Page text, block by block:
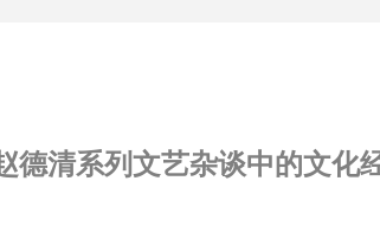
德清系列文艺杂谈中的文化